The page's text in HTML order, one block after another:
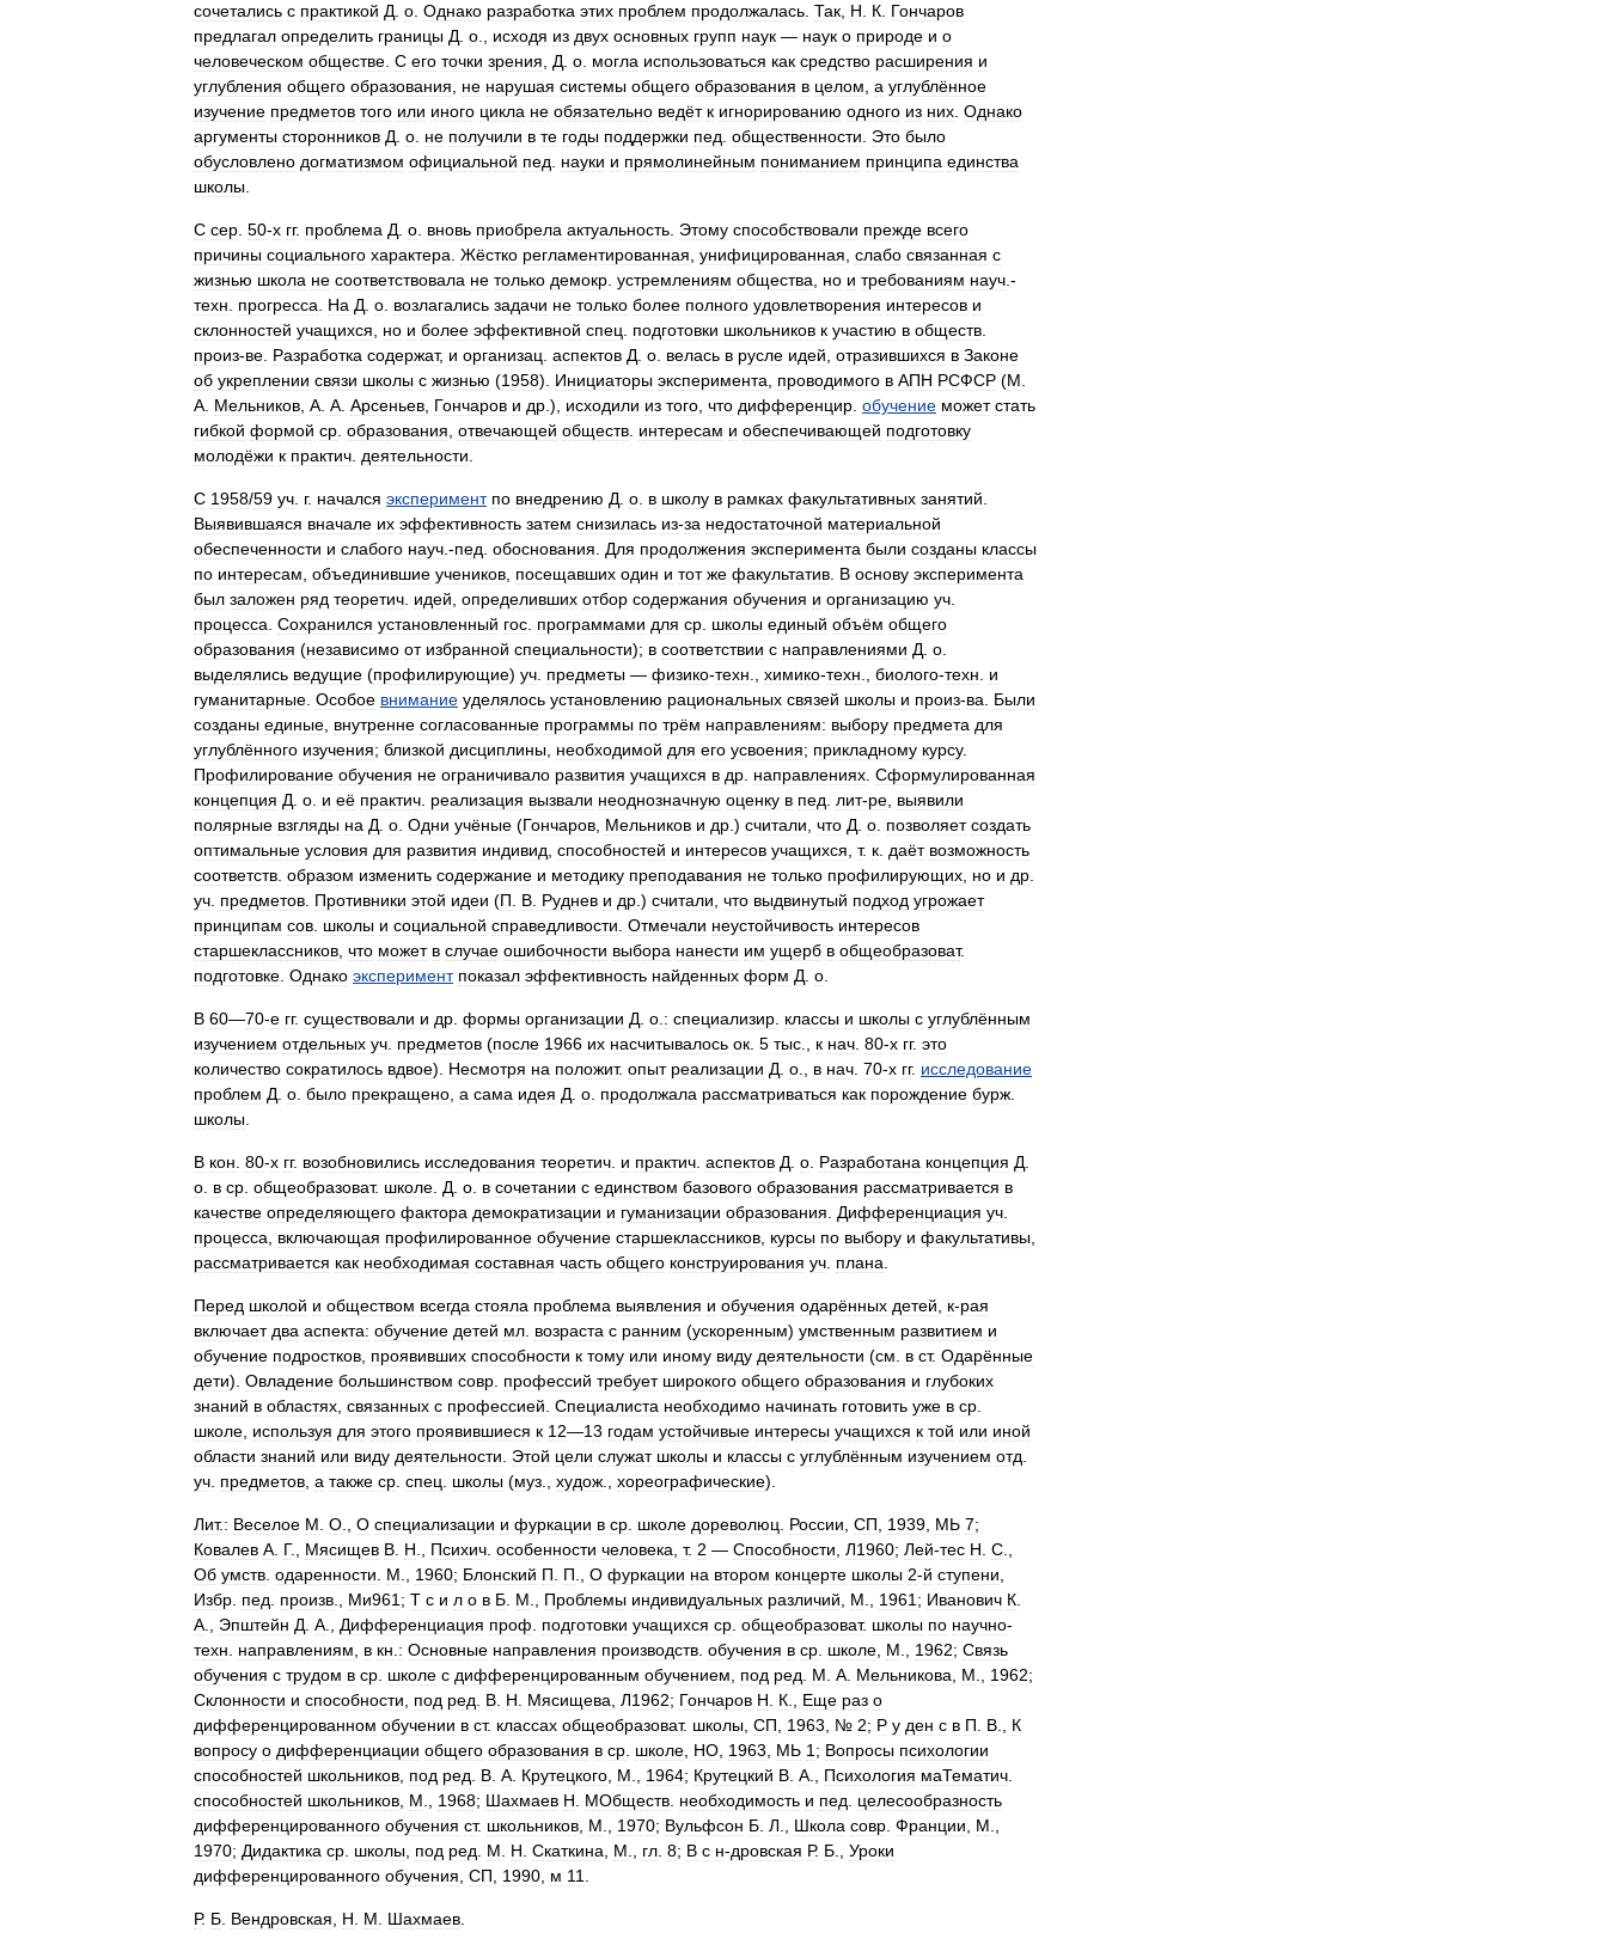
сочетались с практикой Д о Однако разработка этих проблем продолжалась Так Н К Гончаров
предлагал определить границы Д о исходя из двух основных групп наук — наук о природе и о
человеческом обществе С его точки зрения Д о могла использоваться как средство расширения и
углубления общего образования не нарушая системы общего образования в целом а углублённое
изучение предметов того или иного цикла не обязательно ведёт к игнорированию одного из них Однако
аргументы сторонников Д о не получили в те годы поддержки пед общественности Это было
обусловлено догматизмом официальной пед науки и прямолинейным пониманием принципа единства
школы
С сер 50-х гг. проблема Д о вновь приобрела актуальность Этому способствовали прежде всего
причины социального характера Жёстко регламентированная унифицированная слабо связанная с
жизнью школа не соответствовала не только демокр устремлениям общества но и требованиям науч .-
техн
прогресса На Д о возлагались задачи не только более полного удовлетворения интересов и
склонностей учащихся но и более эффективной спец подготовки школьников к участию в обществ
произ-ве Разработка содержат, и организац аспектов Д о велась в русле идей отразившихся в Законе
об укреплении связи школы с жизнью (1958). Инициаторы эксперимента проводимого в АПН РСФСР (М
А Мельников А А Арсеньев Гончаров и др .), исходили из того что дифференцир обучение может стать
гибкой формой ср образования отвечающей обществ интересам и обеспечивающей подготовку
молодёжи к практич деятельности
С 1958/59 уч г. начался эксперимент по внедрению Д о в школу в рамках факультативных занятий
Выявившаяся вначале их эффективность затем снизилась из-за недостаточной материальной
обеспеченности и слабого науч .-пед обоснования Для продолжения эксперимента были созданы классы
по интересам объединившие учеников посещавших один и тот же факультатив В основу эксперимента
был заложен ряд теоретич идей определивших отбор содержания обучения и организацию уч
процесса Сохранился установленный гос программами для ср школы единый объём общего
образования (независимо от избранной специальности); в соответствии с направлениями Д о
выделялись ведущие (профилирующие) уч предметы — физико-техн химико-техн биолого-техн
и
гуманитарные Особое внимание уделялось установлению рациональных связей школы и произ-ва
Были
созданы единые внутренне согласованные программы по трём направлениям: выбору предмета для
углублённого изучения; близкой дисциплины необходимой для его усвоения; прикладному курсу.
Профилирование обучения не ограничивало развития учащихся в др направлениях Сформулированная
концепция Д о и её практич реализация вызвали неоднозначную оценку в пед лит-ре выявили
полярные взгляды на Д о Одни учёные (Гончаров Мельников и др .) считали что Д о позволяет создать
оптимальные условия для развития индивид способностей и интересов учащихся т. к даёт возможность
соответств образом изменить содержание и методику преподавания не только профилирующих но и др
уч предметов Противники этой идеи (П В Руднев и др .) считали что выдвинутый подход угрожает
принципам сов школы и социальной справедливости Отмечали неустойчивость интересов
старшеклассников что может в случае ошибочности выбора нанести им ущерб в общеобразоват.
подготовке Однако эксперимент показал эффективность найденных форм Д о
В 60—70-е гг. существовали и др формы организации Д о : специализир классы и школы с углублённым
изучением отдельных уч предметов (после 1966 их насчитывалось ок 5 тыс к нач 80-х гг. это
количество сократилось вдвое). Несмотря на положит. опыт реализации Д о в нач 70-х гг. исследование
проблем Д о было прекращено а сама идея Д о продолжала рассматриваться как порождение бурж
школы
В кон 80-х гг. возобновились исследования теоретич и практич аспектов Д о Разработана концепция Д
о в ср общеобразоват. школе Д о в сочетании с единством базового образования рассматривается в
качестве определяющего фактора демократизации и гуманизации образования Дифференциация уч
процесса
включающая профилированное обучение старшеклассников курсы по выбору и факультативы
рассматривается как необходимая составная часть общего конструирования уч плана
Перед школой и обществом всегда стояла проблема выявления и обучения одарённых детей к-рая
включает два аспекта: обучение детей мл возраста с ранним (ускоренным) умственным развитием и
обучение подростков проявивших способности к тому или иному виду деятельности (см в ст. Одарённые
дети). Овладение большинством совр профессий требует широкого общего образования и глубоких
знаний в областях связанных с профессией Специалиста необходимо начинать готовить уже в ср
школе используя для этого проявившиеся к 12—13 годам устойчивые интересы учащихся к той или иной
области знаний или виду деятельности Этой цели служат школы и классы с углублённым изучением отд
уч предметов а также ср спец школы (муз худож хореографические).
Лит.: Веселое М О О специализации и фуркации в ср школе дореволюц России СП 1939 МЬ 7;
Ковалев А Г., Мясищев В Н Психич особенности человека т. 2 — Способности Л1960; Лей-тес Н С
Об умств одаренности М 1960; Блонский П П О фуркации на втором концерте школы 2-й ступени
Избр пед произв Ми961 ; Т с и л о в Б М Проблемы индивидуальных различий М 1961 ; Иванович К
А
Эпштейн Д А Дифференциация проф подготовки учащихся ср общеобразоват. школы по научно-
техн
направлениям в кн : Основные направления производств обучения в ср школе М 1962; Связь
обучения с трудом в ср школе с дифференцированным обучением под ред М А Мельникова М 1962;
Склонности и способности под ред В Н Мясищева Л1962; Гончаров Н К Еще раз о
дифференцированном обучении в ст. классах общеобразоват. школы СП 1963 , № 2; P у ден с в П В
К
вопросу о дифференциации общего образования в ср школе НО 1963 МЬ 1 ; Вопросы психологии
способностей школьников под ред В А Крутецкого М 1964; Крутецкий В А Психология маТематич
способностей школьников М 1968; Шахмаев Н МОбществ необходимость и пед
целесообразность
дифференцированного обучения ст. школьников М 1970; Вульфсон Б Л Школа совр Франции М
1970; Дидактика ср школы под ред М Н Скаткина M гл 8; В с н-дровская Р. Б
Уроки
дифференцированного обучения СП 1990 м 11
Р. Б Вендровская H M Шахмаев